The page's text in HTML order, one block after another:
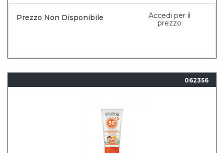
Prezzo Non Disponibile
Accedi per il
prezzo
062356